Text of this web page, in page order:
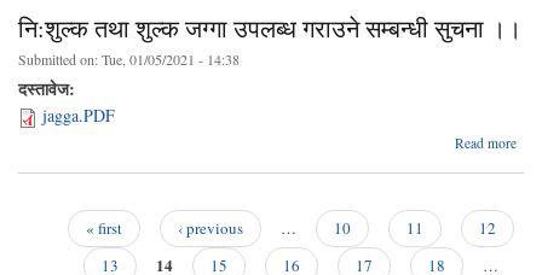
नि:शुल्क तथा शुल्क जग्गा उपलब्ध गराउने सम्बन्धी सुचना ।।
Submitted on:Tue, 01/05/2021 - 14:38
दस्तावेज:
jagga.PDF
Read more
« first ‹ previous … 10 11
12
13
14 15 16 17 18
…